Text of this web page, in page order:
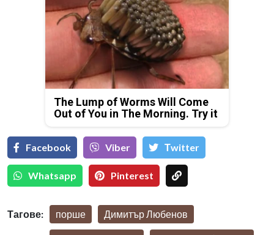
The Lump of Worms Will Come
Out of You in The Morning. Try it
Facebook Viber Тwitter
Whatsapp Pinterest
Тагове: порше Димитър Любенов